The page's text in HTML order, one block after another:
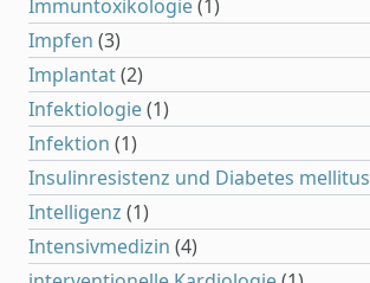
Immuntoxikologie(1)
Impfen (3)
Implantat(2)
Infektiologie(1)
Infektion (1)
Insulinresistenz und Diabetes mellitus
Intelligenz (1)
Intensivmedizin (4)